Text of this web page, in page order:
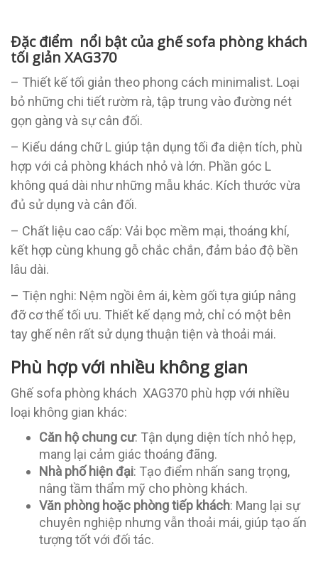
Đặc điểm nổi bật của ghế sofa phòng khách
tối giản XAG370
– Thiết kế tối giản theo phong cách minimalist. Loại
bỏ những chi tiết rườm rà, tập trung vào đường nét
gọn gàng và sự cân đối.
– Kiểu dáng chữ L giúp tận dụng tối đa diện tích, phù
hợp với cả phòng khách nhỏ và lớn. Phần góc L
không quá dài như những mẫu khác. Kích thước vừa
đủ sử dụng và cân đối.
– Chất liệu cao cấp: Vải bọc mềm mại, thoáng khí,
kết hợp cùng khung gỗ chắc chắn, đảm bảo độ bền
lâu dài.
– Tiện nghi: Nệm ngồi êm ái, kèm gối tựa giúp nâng
đỡ cơ thể tối ưu. Thiết kế dạng mở, chỉ có một bên
tay ghế nên rất sử dụng thuận tiện và thoải mái.
Phù hợp với nhiều không gian
Ghế sofa phòng khách XAG370 phù hợp với nhiều
loại không gian khác:
Căn hộ chung cư: Tận dụng diện tích nhỏ hẹp,
mang lại cảm giác thoáng đãng.
Nhà phố hiện đại: Tạo điểm nhấn sang trọng,
nâng tầm thẩm mỹ cho phòng khách.
Văn phòng hoặc phòng tiếp khách: Mang lại sự
chuyên nghiệp nhưng vẫn thoải mái, giúp tạo ấn
tượng tốt với đối tác.